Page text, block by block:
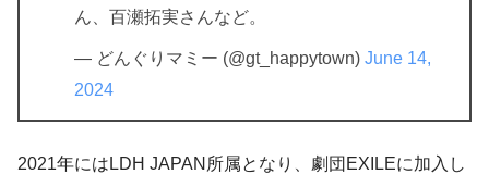
ん、百瀬拓実さんなど。
— どんぐりマミー (@gt_happytown) June 14,
2024
2021年にはLDH JAPAN所属となり、劇団EXILEに加入し